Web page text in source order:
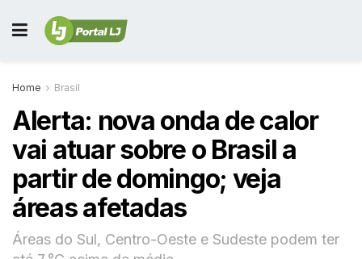
Home Brasil
Alerta: nova onda de calor
vai atuar sobre o Brasil a
partir de domingo; veja
áreas afetadas
Áreas do Sul, Centro-Oeste e Sudeste podem ter